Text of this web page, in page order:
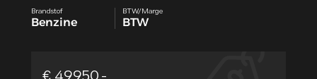
Brandstof
Benzine
BTW/Marge
BTW